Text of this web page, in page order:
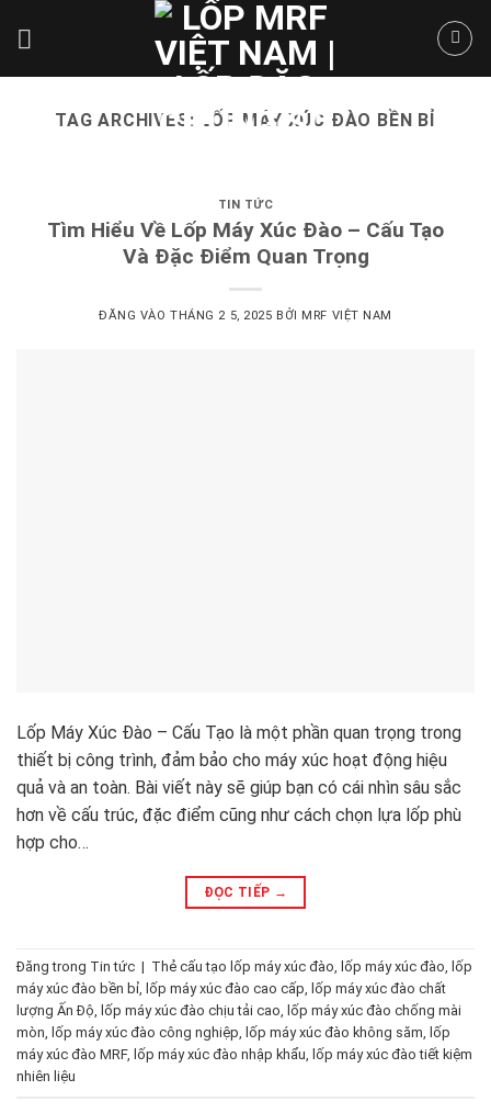
TAG ARCHIVES: LỐP MÁY XÚC ĐÀO BỀN BỈ
TIN TỨC
Tìm Hiểu Về Lốp Máy Xúc Đào – Cấu Tạo
Và Đặc Điểm Quan Trọng
ĐĂNG VÀOTHÁNG 2 5, 2025 BỞI MRF VIỆT NAM
Lốp Máy Xúc Đào – Cấu Tạo là một phần quan trọng trong
thiết bị công trình, đảm bảo cho máy xúc hoạt động hiệu
quả và an toàn. Bài viết này sẽ giúp bạn có cái nhìn sâu sắc
hơn về cấu trúc, đặc điểm cũng như cách chọn lựa lốp phù
hợp cho…
ĐỌC TIẾP →
Đăng trong Tin tức | Thẻ cấu tạo lốp máy xúc đào, lốp máy xúc đào, lốp
máy xúc đào bền bỉ, lốp máy xúc đào cao cấp, lốp máy xúc đào chất
lượng Ấn Độ, lốp máy xúc đào chịu tải cao, lốp máy xúc đào chống mài
mòn, lốp máy xúc đào công nghiệp, lốp máy xúc đào không săm, lốp
máy xúc đào MRF, lốp máy xúc đào nhập khẩu, lốp máy xúc đào tiết kiệm
nhiên liệu